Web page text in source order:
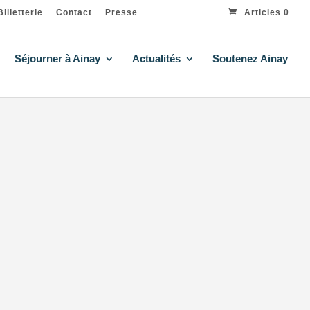
Contact Presse Articles 0
Séjourner à Ainay Actualités Soutenez Ainay